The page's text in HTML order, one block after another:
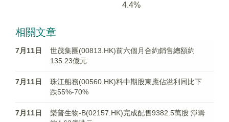
4.4%
相關文章
7月11日
世茂集團(00813.HK)前六個月合約銷售總額約
135.23億元
7月11日
珠江船務(00560.HK)料中期股東應佔溢利同比下
跌55%-70%
7月11日
樂普生物-B(02157.HK)完成配售9382.5萬股 淨籌